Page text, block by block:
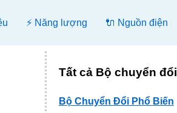
⚡ Năng lượng 🔌 Nguồn điện
Tất cả Bộ chuyển đổi
Bộ Chuyển Đổi Phổ Biến